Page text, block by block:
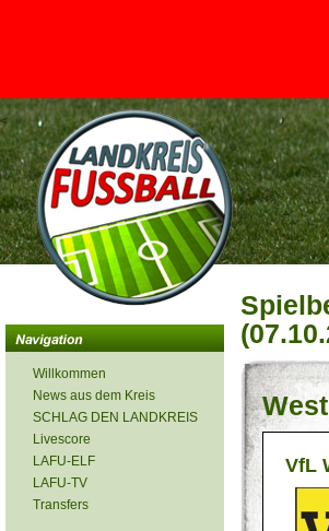
<
Willkommen
News aus dem Kreis
SCHLAG DEN LANDKREIS
Livescore
LAFU-ELF
LAFU-TV
Transfers
VfL